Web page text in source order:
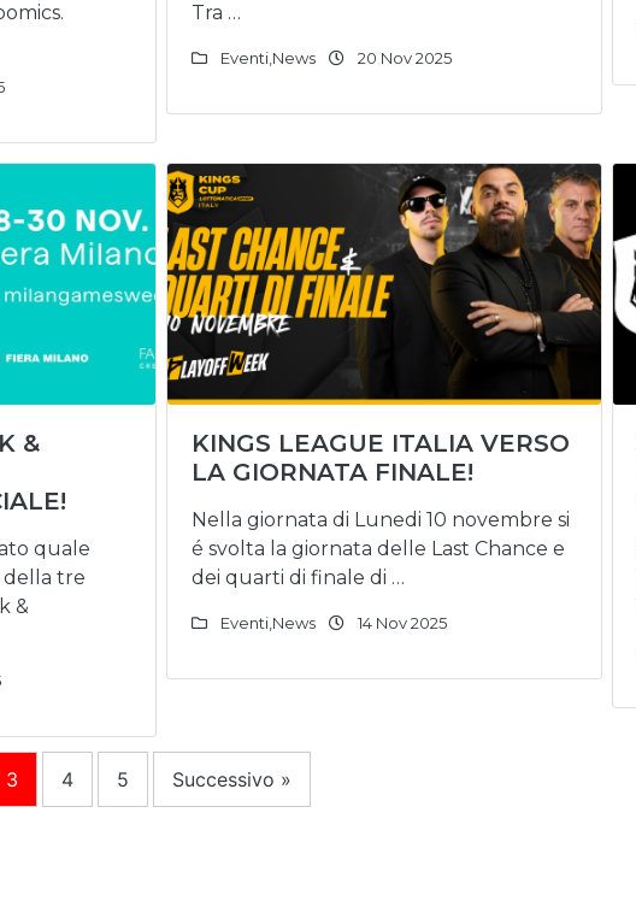
Tra …
Eventi News 20 Nov 2025
&
quale
della tre
&
KINGS LEAGUE ITALIA VERSO
LA GIORNATA FINALE!
Nella giornata di Lunedi 10 novembre si
é svolta la giornata delle Last Chance e
dei quarti di finale di …
Eventi News 14 Nov 2025
3 4 5 Successivo »